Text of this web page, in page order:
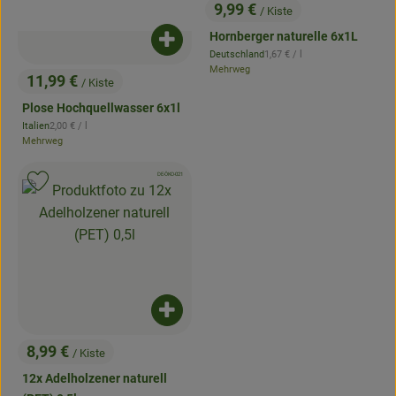
, Preis:
11,99 € / Kiste
Plose Hochquellwasser 6x1l
, Herkunft:
Italien, Referenzpreis:
2,00 € / l
Mehrweg
Produkt zum Warenkorb hinzufügen
, Preis:
9,99 € / Kiste
Hornberger naturelle 6x1L
, Herkunft:
Deutschland, Referenzpreis:
1,67 € / l
Mehrweg
, Preis:
8,99 € / Kiste
12x Adelholzener naturell
Produkt zum Warenkorb hinzufügen
, Verband:
, Kontrollstelle:
DE-ÖKO-021
Produkt zu Favouriten hinzufügen